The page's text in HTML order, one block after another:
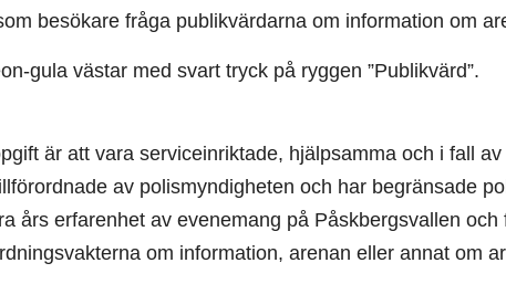
besökare fråga publikvärdarna om information om
gula västar med svart tryck på ryggen ”Publikvärd”.
är att vara serviceinriktade, hjälpsamma och i fall
av polismyndigheten och har begränsade
års erfarenhet av evenemang på Påskbergsvallen
om information, arenan eller annat om